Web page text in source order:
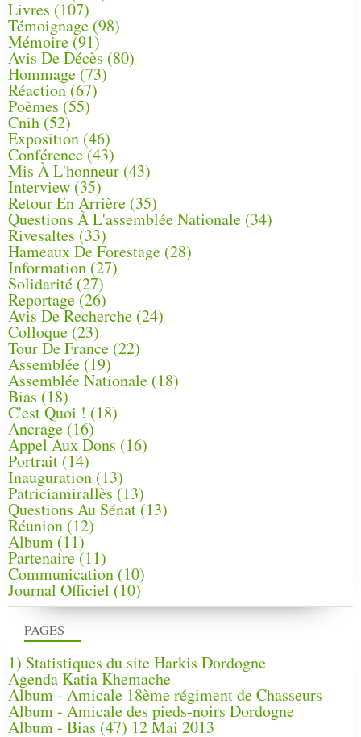
PAGES
1) Statistiques du site Harkis Dordogne
Agenda Katia Khemache
Album - Amicale 18ème régiment de Chasseurs
Album - Amicale des pieds-noirs Dordogne
Album - Bias (47) 12 Mai 2013
Livres (107)
Témoignage (98)
Mémoire (91)
Avis De Décès (80)
Hommage (73)
Réaction(67)
Poèmes (55)
Cnih (52)
Exposition (46)
Conférence(43)
Mis À L'honneur (43)
Interview (35)
Retour En Arrière (35)
Questions À L'assemblée Nationale (34)
Rivesaltes (33)
Hameaux De Forestage (28)
Information (27)
Solidarité (27)
Reportage(26)
Avis De Recherche (24)
Colloque (23)
Tour De France (22)
Assemblée (19)
Assemblée Nationale (18)
Bias (18)
C'est Quoi ! (18)
Ancrage (16)
Appel Aux Dons (16)
Portrait (14)
Inauguration (13)
Patriciamirallès (13)
Questions Au Sénat(13)
Réunion (12)
Album (11)
Partenaire(11)
Communication (10)
Journal Officiel (10)